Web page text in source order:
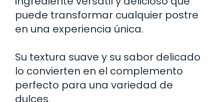
puede transformar cualquier postre
en una experiencia única.
Su textura suave y su sabor delicado
lo convierten en el complemento
perfecto para una variedad de
dulces.